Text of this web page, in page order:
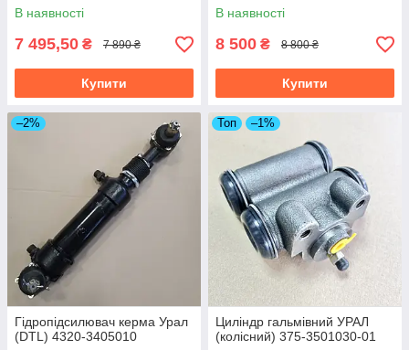
В наявності
7 495,50 ₴ 7 890 ₴
Купити
В наявності
8 500 ₴ 8 800 ₴
Купити
–2%
Гідропідсилювач керма Урал
(DTL) 4320-3405010
Топ –1%
Циліндр гальмівний УРАЛ
(колісний) 375-3501030-01